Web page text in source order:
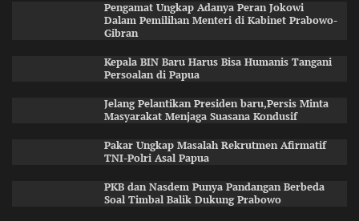
Pengamat Ungkap Adanya Peran Jokowi
Dalam Pemilihan Menteri di Kabinet Prabowo-
Gibran
Kepala BIN Baru Harus Bisa Humanis Tangani
Persoalan di Papua
Jelang Pelantikan Presiden baru,Persis Minta
Masyarakat Menjaga Suasana Kondusif
Pakar Ungkap Masalah Rekrutmen Afirmatif
TNI-Polri Asal Papua
PKB dan Nasdem Punya Pandangan Berbeda
Soal Timbal Balik Dukung Prabowo